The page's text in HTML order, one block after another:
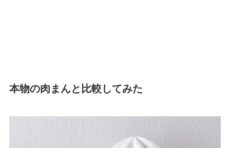
本物の肉まんと比較してみた